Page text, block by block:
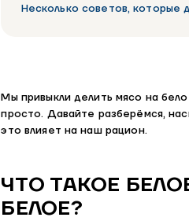
Несколько советов, которые
Мы привыкли делить мясо на
просто. Давайте разберёмся,
это влияет на наш рацион.
ЧТО ТАКОЕ
БЕЛОЕ?